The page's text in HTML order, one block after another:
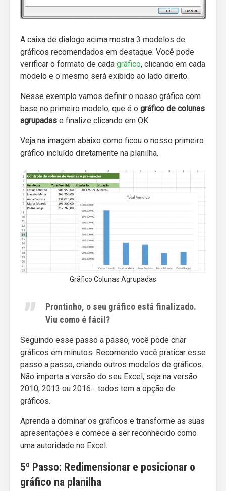
A caixa de dialogo acima mostra 3 modelos de
gráficos recomendados em destaque. Você pode
verificar o formato de cada gráfico, clicando em cada
modelo e o mesmo será exibido ao lado direito.
Nesse exemplo vamos definir o nosso gráfico com
base no primeiro modelo, que é o gráfico de colunas
agrupadas e finalize clicando em OK.
Veja na imagem abaixo como ficou o nosso primeiro
gráfico incluído diretamente na planilha.
Gráfico Colunas Agrupadas
Prontinho, o seu gráfico está finalizado.
Viu como é fácil?
Seguindo esse passo a passo, você pode criar
gráficos em minutos. Recomendo você praticar esse
passo a passo, criando outros modelos de gráficos.
Não importa a versão do seu Excel, seja na versão
2010, 2013 ou 2016… todos tem a opção de
gráficos.
Aprenda a dominar os gráficos e transforme as suas
apresentações e comece a ser reconhecido como
uma autoridade no Excel.
5º Passo: Redimensionar e posicionar o
gráfico na planilha